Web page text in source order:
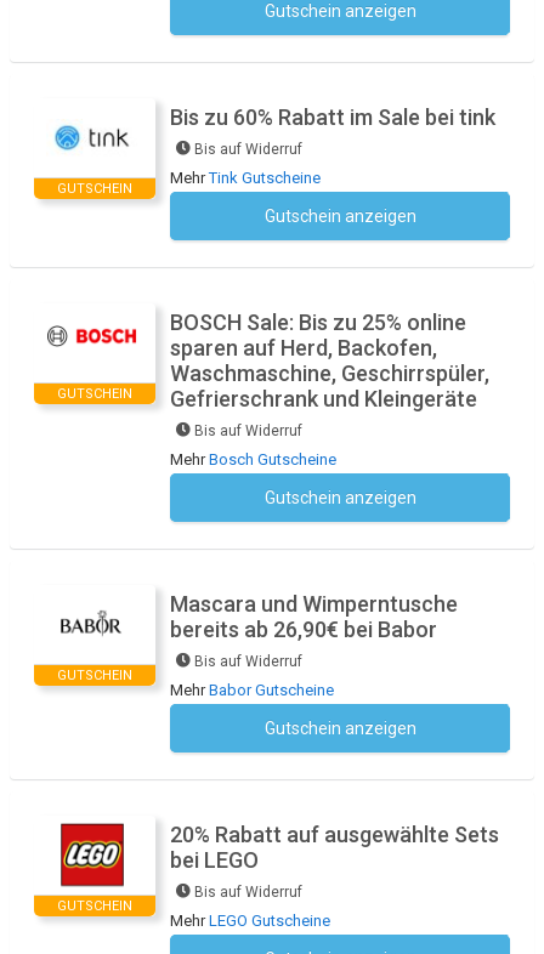
Gutschein anzeigen
GUTSCHEIN
Bis zu 60% Rabatt im Sale bei tink
Bis auf Widerruf
MehrTink Gutscheine
Gutschein anzeigen
GUTSCHEIN
BOSCH Sale: Bis zu 25% online
sparen auf Herd, Backofen,
Waschmaschine, Geschirrspüler,
Gefrierschrank und Kleingeräte
Bis auf Widerruf
MehrBosch Gutscheine
Gutschein anzeigen
GUTSCHEIN
Mascara und Wimperntusche
bereits ab 26,90€ bei Babor
Bis auf Widerruf
MehrBabor Gutscheine
Gutschein anzeigen
GUTSCHEIN
20% Rabatt auf ausgewählte Sets
bei LEGO
Bis auf Widerruf
MehrLEGO Gutscheine